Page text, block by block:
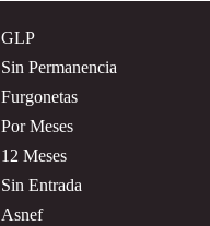
GLP
Sin Permanencia
Furgonetas
Por Meses
12 Meses
Sin Entrada
Asnef